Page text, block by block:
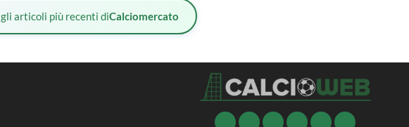
articoli più recenti diCalciomercato